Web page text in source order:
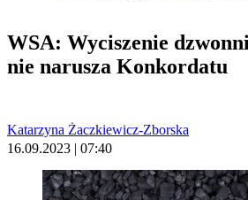
WSA: Wyciszenie
nie narusza Konkordatu
Katarzyna Żaczkiewicz-Zborska
16.09.2023 | 07:40